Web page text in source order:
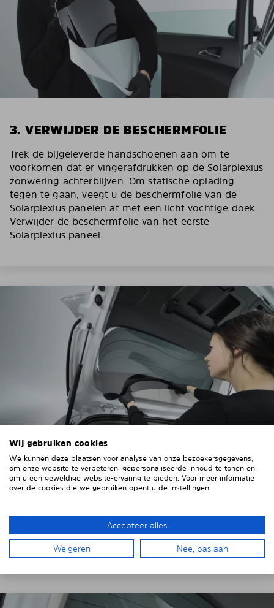
3. VERWIJDER DE BESCHERMFOLIE
Trek de bijgeleverde handschoenen aan om te
voorkomen dat er vingerafdrukken op de Solarplexius
zonwering achterblijven. Om statische oplading
tegen te gaan, veegt u de beschermfolie van de
Solarplexius panelen af met een licht vochtige doek.
Verwijder de beschermfolie van het eerste
Solarplexius paneel.
4. HET ZONNESCHERM PLAATSEN
Plaats het Solarplexius paneel van binnenuit voor de
achter de voertuigbekleding.
Let op eventuele uitsparingen, kabels en contacten.
Wij gebruiken cookies
We kunnen deze plaatsen voor analyse van onze bezoekersgegevens,
om onze website te verbeteren, gepersonaliseerde inhoud te tonen en
om u een geweldige website-ervaring te bieden. Voor meer informatie
over de cookies die we gebruiken opent u de instellingen.
Accepteer alles
Weigeren Nee, pas aan